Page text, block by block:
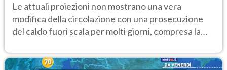
Le attuali proiezioni non mostrano una vera
modifica della circolazione con una prosecuzione
del caldo fuori scala per molti giorni, compresa la